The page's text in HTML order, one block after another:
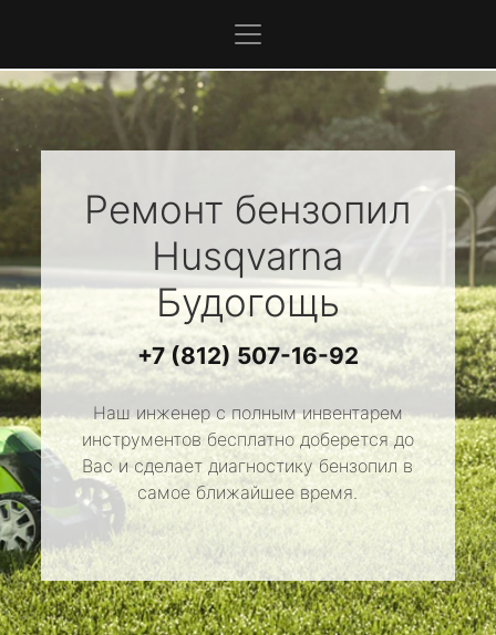
Ремонт бензопил
Husqvarna
Будогощь
+7 (812) 507-16-92
Наш инженер с полным инвентарем
инструментов бесплатно доберется до
Вас и сделает диагностику бензопил в
самое ближайшее время.